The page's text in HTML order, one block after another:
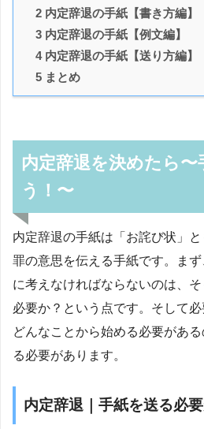
2 内定辞退の手紙【書き方編】
3 内定辞退の手紙【例文編】
4 内定辞退の手紙【送り方編】
5 まとめ
内定辞退を決めたら〜
う！〜
内定辞退の手紙は「お詫び状」
罪の意思を伝える手紙です。ま
に考えなければならないのは、
必要か？という点です。そして必
どんなことから始める必要があ
る必要があります。
内定辞退｜手紙を送る必